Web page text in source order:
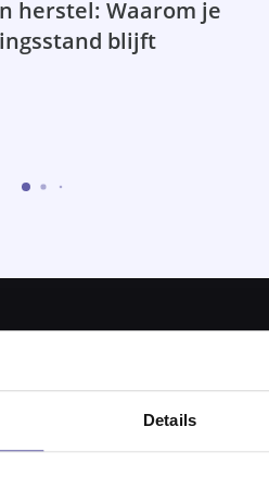
Details
herstel: Waarom je
blijft